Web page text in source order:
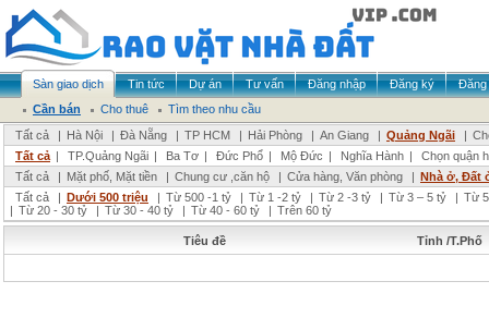
Sàn giao dịch Tin tức Dự án Tư vấn Đăng nhập Đăng ký
Đăng
Cần bán
Cho thuê
Tìm theo nhu cầu
Tất cả
| Hà Nội | Đà Nẵng | TP HCM | Hải Phòng | An Giang | Quảng Ngãi |
Tất cả | TP.Quảng Ngãi | Ba Tơ | Đức Phổ | Mộ Đức | Nghĩa Hành |
Chọn quận
Tất cả
| Mặt phố, Mặt tiền | Chung cư ,căn hộ | Cửa hàng, Văn phòng | Nhà ở, Đất
Tất cả
| Dưới 500 triệu | Từ 500 -1 tỷ | Từ 1 -2 tỷ | Từ 2 -3 tỷ | Từ 3 – 5 tỷ | Từ
| Từ 20 - 30 tỷ | Từ 30 - 40 tỷ | Từ 40 - 60 tỷ | Trên 60 tỷ
Tiêu đề Tỉnh /T.Phố